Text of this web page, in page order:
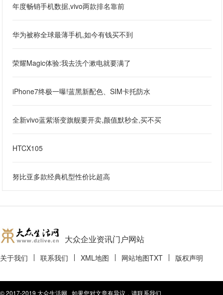
年度畅销手机数据,vivo两款排名靠前
华为被称全球最薄手机,如今有钱买不到
荣耀Magic体验:我去洗个漱电就要满了
iPhone7终极一曝!蓝黑新配色、SIM卡托防水
全新vivo蓝紫渐变旗舰要开卖,颜值默秒全,买不买
HTCX105
努比亚多款经典机型性价比超高
大众企业资讯门户网站
关于我们 联系我们 XML地图 网站地图TXT 版权声明
© 2017-2019 大众生活网 如果您对文章有异议，请联系我们